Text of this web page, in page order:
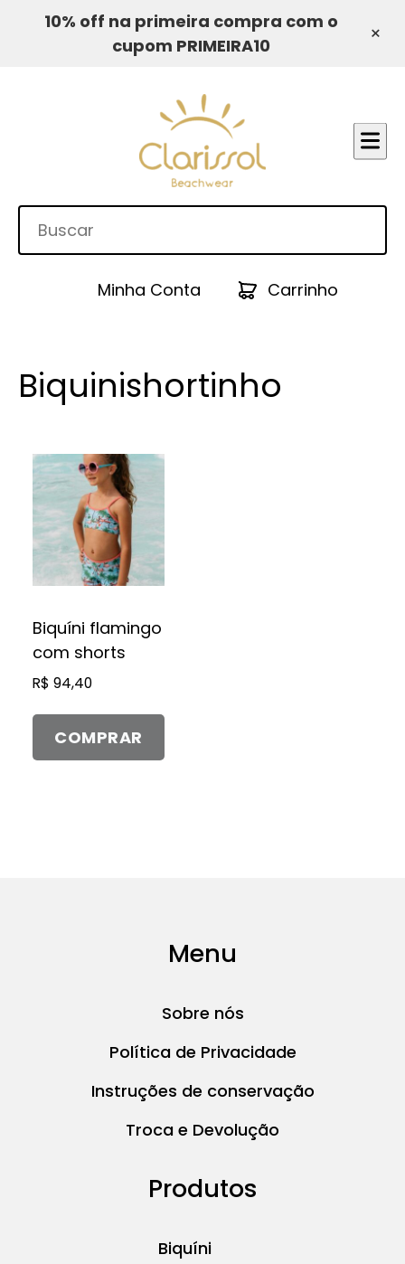
10% off na primeira compra com o
cupom PRIMEIRA10
×
Minha Conta Carrinho
Biquinishortinho
Biquíni flamingo
com shorts
R$ 94,40
COMPRAR
Este
produto
tem
várias
variantes.
As
podem
ser
escolhidas
na
página
do
Menu
Sobre nós
Política de Privacidade
Instruções de conservação
Troca e Devolução
Produtos
Biquíni